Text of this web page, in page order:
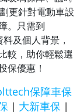
更針對電動車設
。只需到
及個人背景，
較，助你輕鬆選
保優惠！
保障車保
｜ 大新車保 ｜